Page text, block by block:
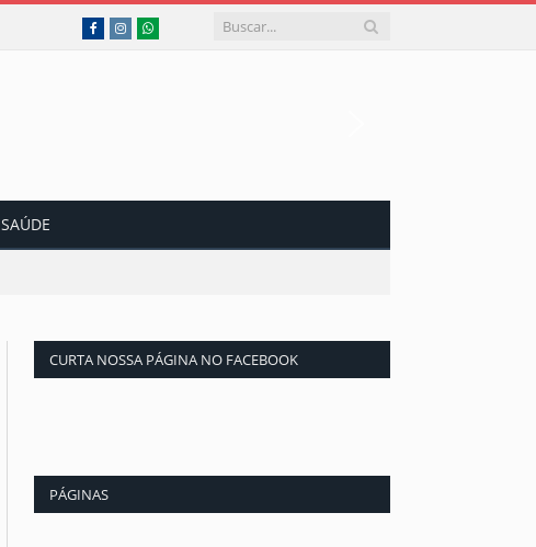
FacebookInstagramWhatsApp
SAÚDE
CURTA NOSSA PÁGINA NO FACEBOOK
PÁGINAS